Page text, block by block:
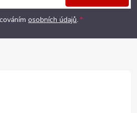
osobních údajů.